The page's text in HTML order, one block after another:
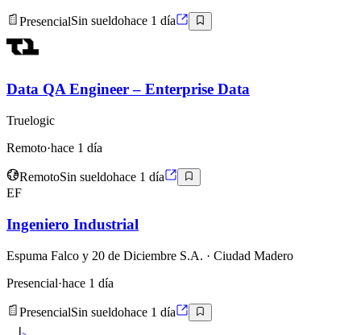
PresencialSin sueldohace 1 día
Data QA Engineer – Enterprise Data
Truelogic
Remoto·hace 1 día
RemotoSin sueldohace 1 día
EF
Ingeniero Industrial
Espuma Falco y 20 de Diciembre S.A. · Ciudad Madero
Presencial·hace 1 día
PresencialSin sueldohace 1 día